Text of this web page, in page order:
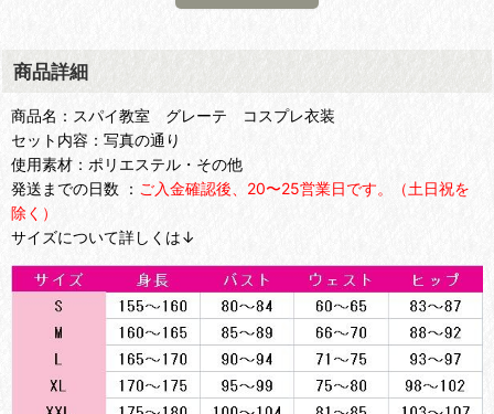
商品詳細
商品名：スパイ教室 グレーテ コスプレ衣装
セット内容：写真の通り
使用素材：ポリエステル・その他
発送までの日数 ： ご入金確認後、20〜25営業日です。（土日祝を
除く）
サイズについて詳しくは↓